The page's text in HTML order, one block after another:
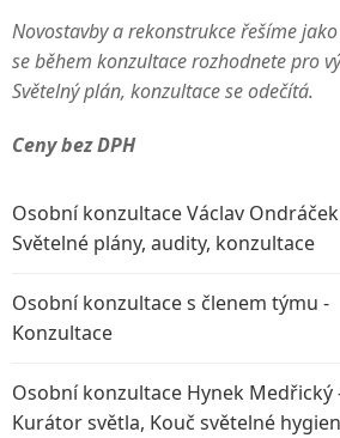
Novostavby a rekonstrukce řešíme
se během konzultace rozhodnete pro
Světelný plán, konzultace se odečítá.
Ceny bez DPH
Osobní konzultace Václav
Světelné plány, audity, konzultace
Osobní konzultace s členem týmu -
Konzultace
Osobní konzultace Hynek Medřický
Kurátor světla, Kouč světelné